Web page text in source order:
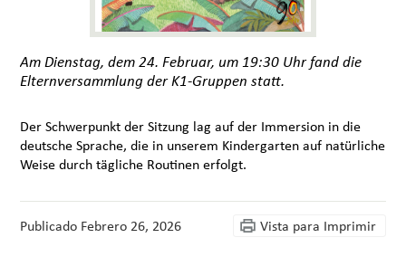
Am Dienstag, dem 24. Februar, um 19:30 Uhr fand die
Elternversammlung der K1-Gruppen statt.
Der Schwerpunkt der Sitzung lag auf der Immersion in die
deutsche Sprache, die in unserem Kindergarten auf natürliche
Weise durch tägliche Routinen erfolgt.
Publicado Febrero 26, 2026 Vista para Imprimir